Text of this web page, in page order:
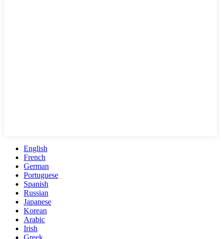
English
French
German
Portuguese
Spanish
Russian
Japanese
Korean
Arabic
Irish